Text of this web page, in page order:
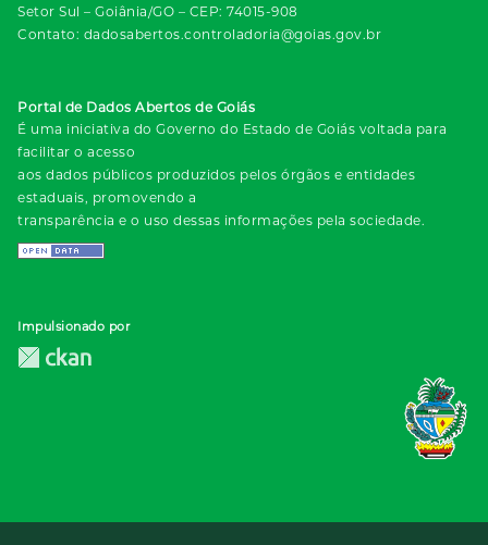
Setor Sul – Goiânia/GO – CEP: 74015-908
Contato: dadosabertos.controladoria@goias.gov.br
Portal de Dados Abertos de Goiás
É uma iniciativa do Governo do Estado de Goiás voltada para
facilitar o acesso
aos dados públicos produzidos pelos órgãos e entidades
estaduais, promovendo a
transparência e o uso dessas informações pela sociedade.
Impulsionado por